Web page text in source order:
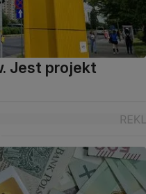
Jest projekt